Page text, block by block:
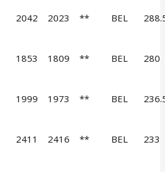
2042 2023 ** BEL
1853 1809 ** BEL 280
1999 1973 ** BEL
2411 2416 ** BEL 233